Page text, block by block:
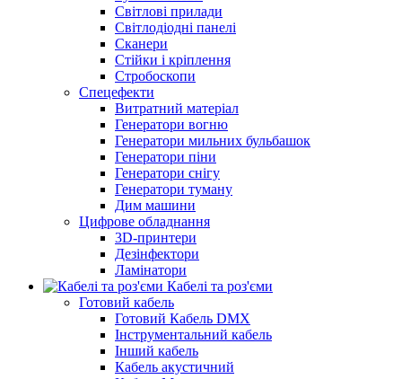
Світлові прилади
Світлодіодні панелі
Сканери
Стійки і кріплення
Стробоскопи
Спецефекти
Витратний матеріал
Генератори вогню
Генератори мильних бульбашок
Генератори піни
Генератори снігу
Генератори туману
Дим машини
Цифрове обладнання
3D-принтери
Дезінфектори
Ламінатори
Кабелі та роз'єми
Готовий кабель
Готовий Кабель DMX
Інструментальний кабель
Інший кабель
Кабель акустичний